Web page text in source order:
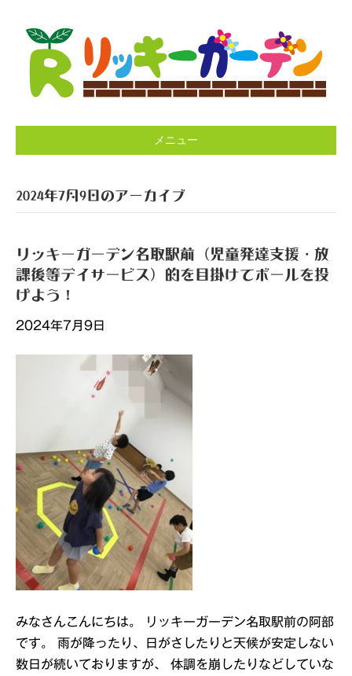
メニュー
2024年7月9日のアーカイブ
リッキーガーデン名取駅前（児童発達支援・放
課後等デイサービス）的を目掛けてボールを投
げよう！
2024年7月9日
みなさんこんにちは。 リッキーガーデン名取駅前の阿部
です。 雨が降ったり、日がさしたりと天候が安定しない
数日が続いておりますが、 体調を崩したりなどしていな